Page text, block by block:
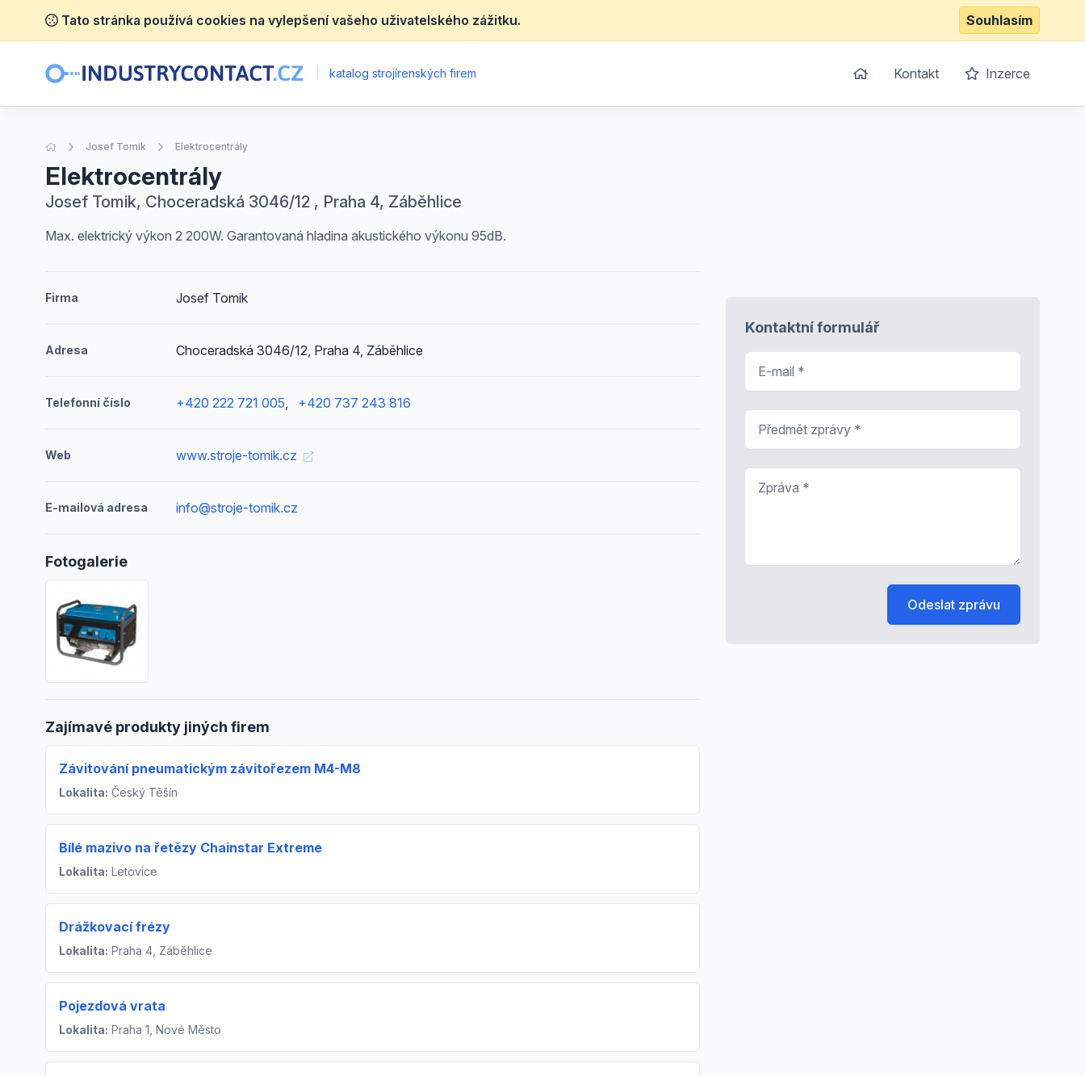
Tato stránka používá cookies na vylepšení vašeho uživatelského zážitku. Souhlasím
katalog strojírenských firem Kontakt Inzerce
Úvodní stránka
Josef Tomik Elektrocentrály
Elektrocentrály
Josef Tomik, Choceradská 3046/12 , Praha 4, Záběhlice
Max. elektrický výkon 2 200W. Garantovaná hladina akustického výkonu 95dB.
Firma Josef Tomik
Adresa Choceradská 3046/12, Praha 4, Záběhlice
Telefonní číslo +420 222 721 005, +420 737 243 816
Web www.stroje-tomik.cz
E-mailová adresa info@stroje-tomik.cz
Fotogalerie
Zajímavé produkty jiných firem
Závitování pneumatickým závitořezem M4-M8
Lokalita: Český Těšín
Bílé mazivo na řetězy Chainstar Extreme
Lokalita: Letovice
Drážkovací frézy
Lokalita: Praha 4, Záběhlice
Pojezdová vrata
Lokalita: Praha 1, Nové Město
Kontaktní formulář
Odeslat zprávu